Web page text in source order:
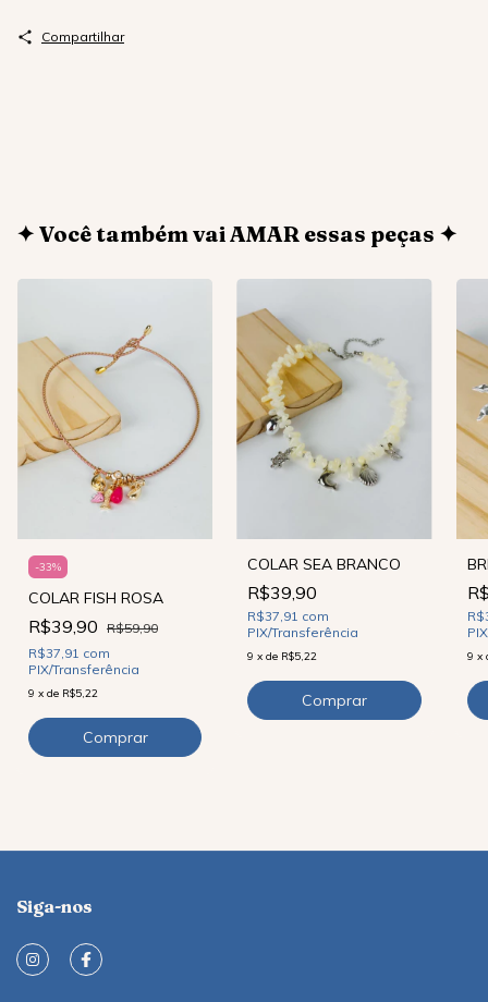
Compartilhar
✦ Você também vai AMAR essas peças ✦
-33%
COLAR FISH ROSA
R$39,90 R$59,90
R$37,91 com
PIX/Transferência
9 x de R$5,22
COLAR SEA BRANCO
R$39,90
R$37,91 com
PIX/Transferência
9 xde R$5,22 9 x
Siga-nos